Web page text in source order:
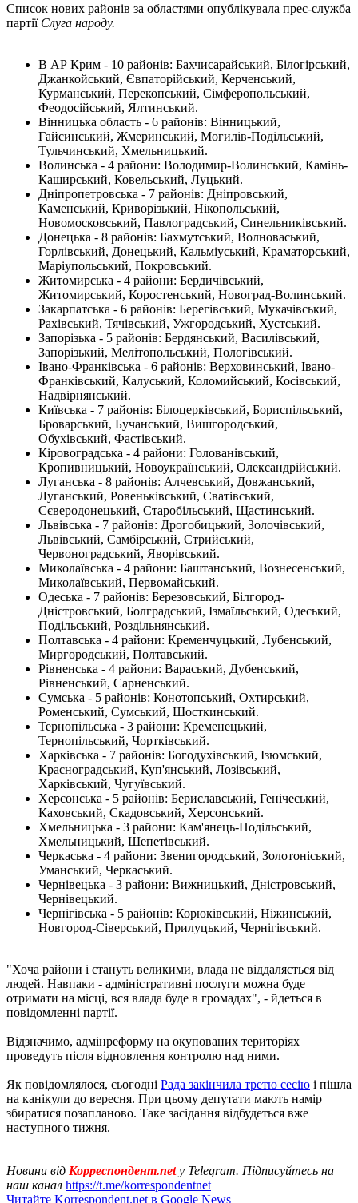
Список нових районів за областями опублікувала прес-служба
партії Слуга народу.
В АР Крим - 10 районів: Бахчисарайський, Білогірський,
Джанкойський, Євпаторійський, Керченський,
Курманський, Перекопський, Сімферопольський,
Феодосійський, Ялтинський.
Вінницька область - 6 районів: Вінницький,
Гайсинський, Жмеринський, Могилів-Подільський,
Тульчинський, Хмельницький.
Волинська - 4 райони: Володимир-Волинський, Камінь-
Каширський, Ковельський, Луцький.
Дніпропетровська - 7 районів: Дніпровський,
Каменський, Криворізький, Нікопольський,
Новомосковський, Павлоградський, Синельниківський.
Донецька - 8 районів: Бахмутський, Волноваський,
Горлівський, Донецький, Кальміуський, Краматорський,
Маріупольський, Покровський.
Житомирська - 4 райони: Бердичівський,
Житомирський, Коростенський, Новоград-Волинський.
Закарпатська - 6 районів: Берегівський, Мукачівський,
Рахівський, Тячівський, Ужгородський, Хустський.
Запорізька - 5 районів: Бердянський, Василівський,
Запорізький, Мелітопольський, Пологівський.
Івано-Франківська - 6 районів: Верховинський, Івано-
Франківський, Калуський, Коломийський, Косівський,
Надвірнянський.
Київська - 7 районів: Білоцерківський, Бориспільський,
Броварський, Бучанський, Вишгородський,
Обухівський, Фастівський.
Кіровоградська - 4 райони: Голованівський,
Кропивницький, Новоукраїнський, Олександрійський.
Луганська - 8 районів: Алчевський, Довжанський,
Луганський, Ровеньківський, Сватівський,
Сєверодонецький, Старобільський, Щастинський.
Львівська - 7 районів: Дрогобицький, Золочівський,
Львівський, Самбірський, Стрийський,
Червоноградський, Яворівський.
Миколаївська - 4 райони: Баштанський, Вознесенський,
Миколаївський, Первомайський.
Одеська - 7 районів: Березовський, Білгород-
Дністровський, Болградський, Ізмаїльський, Одеський,
Подільський, Роздільнянський.
Полтавська - 4 райони: Кременчуцький, Лубенський,
Миргородський, Полтавський.
Рівненська - 4 райони: Вараський, Дубенський,
Рівненський, Сарненський.
Сумська - 5 районів: Конотопський, Охтирський,
Роменський, Сумський, Шосткинський.
Тернопільська - 3 райони: Кременецький,
Тернопільський, Чортківський.
Харківська - 7 районів: Богодухівський, Ізюмський,
Красноградський, Куп'янський, Лозівський,
Харківський, Чугуївський.
Херсонська - 5 районів: Бериславський, Генічеський,
Каховський, Скадовський, Херсонський.
Хмельницька - 3 райони: Кам'янець-Подільський,
Хмельницький, Шепетівський.
Черкаська - 4 райони: Звенигородський, Золотоніський,
Уманський, Черкаський.
Чернівецька - 3 райони: Вижницький, Дністровський,
Чернівецький.
Чернігівська - 5 районів: Корюківський, Ніжинський,
Новгород-Сіверський, Прилуцький, Чернігівський.
"Хоча райони і стануть великими, влада не віддаляється від
людей. Навпаки - адміністративні послуги можна буде
отримати на місці, вся влада буде в громадах", - йдеться в
повідомленні партії.
Відзначимо, адмінреформу на окупованих територіях
проведуть після відновлення контролю над ними.
Як повідомлялося, сьогодні Рада закінчила третю сесію і пішла
на канікули до вересня. При цьому депутати мають намір
збиратися позапланово. Таке засідання відбудеться вже
наступного тижня.
Новини від Корреспондент.net у Telegram. Підписуйтесь на
наш канал https://t.me/korrespondentnet
Читайте Korrespondent.net в Google News